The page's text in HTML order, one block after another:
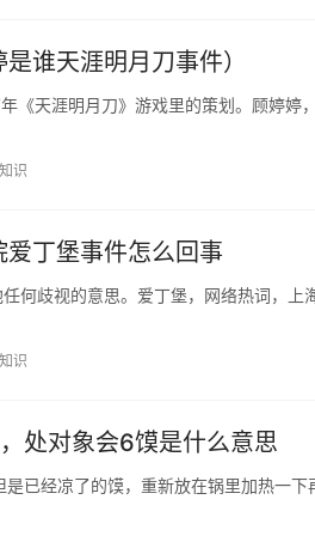
谁天涯明月刀事件）
《天涯明月刀》游戏里的策划。顾婷婷
识
丁堡事件怎么回事
何歧视的意思。爱丁堡，网络热词，上
识
处对象会6馍是什么意思
已经凉了的馍，重新放在锅里加热一